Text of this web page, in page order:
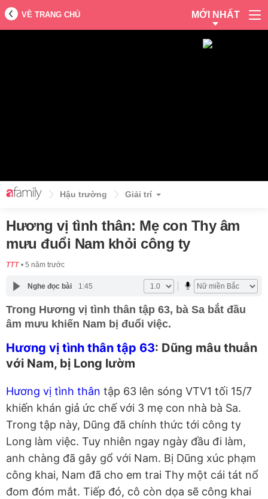
VỀ TRANG CHỦ MỚI NHẤT
Hậu trường Giải trí
Hương vị tình thân: Mẹ con Thy âm
mưu đuổi Nam khỏi công ty
TTT 5 năm trước
Nghe đọc bài 1:45
Trong Hương vị tình thân tập 63, bà Sa bắt đầu
âm mưu khiến Nam bị đuổi việc.
Hương vị tình thân tập 63: Dũng mâu thuẫn
với Nam, bị Long lườm
Hương vị tình thân tập 63 lên sóng VTV1 tối 15/7
khiến khán giả ức chế với 3 mẹ con nhà bà Sa.
Trong tập này, Dũng đã chính thức tới công ty
Long làm việc. Tuy nhiên ngay ngày đầu đi làm,
anh chàng đã gây gổ với Nam. Bị Dũng xúc phạm
công khai, Nam đã cho em trai Thy một cái tát nổ
đom đóm mắt. Tiếp đó, cô còn dọa sẽ công khai